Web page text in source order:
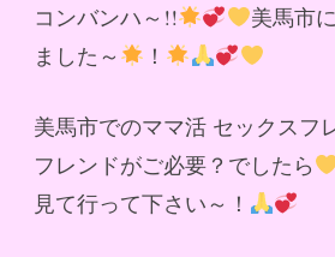
コンバンハ～!! 美馬市
ました～
！
美馬市でのママ活 セックスフ
フレンドがご必要？でしたら
見て行って下さい～！